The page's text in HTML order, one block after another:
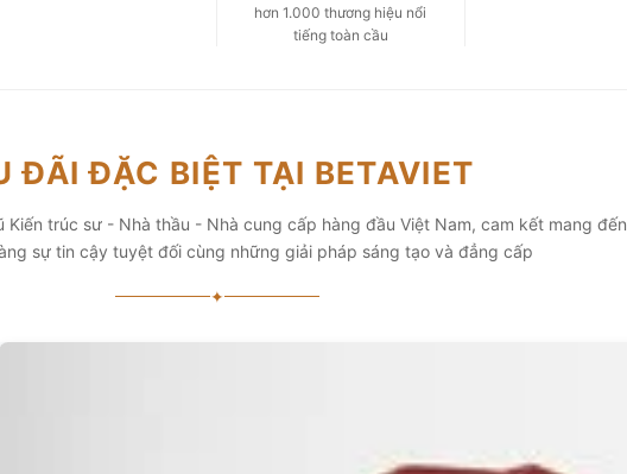
hơn 1.000 thương hiệu nổi
tiếng toàn cầu
ĐÃI ĐẶC BIỆT TẠI BETAVIET
Kiến trúc sư - Nhà thầu - Nhà cung cấp hàng đầu Việt Nam, cam kết mang đến
sự tin cậy tuyệt đối cùng những giải pháp sáng tạo và đẳng cấp
✦